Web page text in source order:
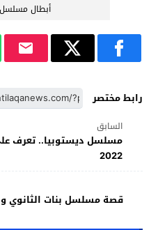
أبطال مسلسل
رابط مختصر
السابق
مسلسل ديستوبيا.. تعرف
2022
قصة مسلسل بنات الثانوي